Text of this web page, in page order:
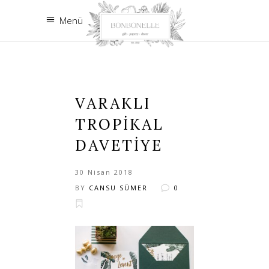
Menü
VARAKLI
TROPIKAL
DAVETIYE
30 Nisan 2018
BY CANSU SÜMER 0